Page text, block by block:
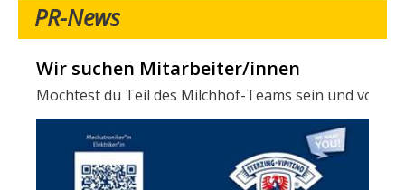
PR-News
Wir suchen Mitarbeiter/innen
Möchtest du Teil des Milchhof-Teams sein und von
Verschiedene Tests in der
Folgende Tests stehen in der Stadtapotheke zur